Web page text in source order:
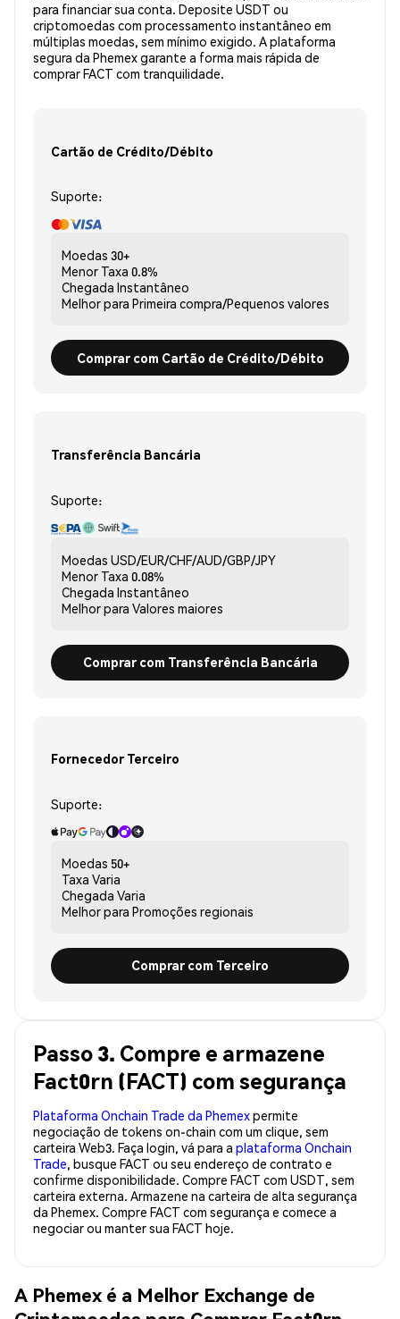
para financiar sua conta. Deposite USDT ou
criptomoedas com processamento instantâneo em
múltiplas moedas, sem mínimo exigido. A plataforma
segura da Phemex garante a forma mais rápida de
comprar FACT com tranquilidade.
Cartão de Crédito/Débito
Suporte:
Moedas 30+
Menor Taxa 0.8%
Chegada Instantâneo
Melhor para Primeira compra/Pequenos valores
Comprar com Cartão de Crédito/Débito
Transferência Bancária
Suporte:
Moedas USD/EUR/CHF/AUD/GBP/JPY
Menor Taxa 0.08%
Chegada Instantâneo
Melhor para Valores maiores
Comprar com Transferência Bancária
Fornecedor Terceiro
Suporte:
Moedas 50+
Taxa Varia
Chegada Varia
Melhor para Promoções regionais
Comprar com Terceiro
Passo 3. Compre e armazene
Fact0rn (FACT) com segurança
Plataforma Onchain Trade da Phemexpermite
negociação de tokens on-chain com um clique, sem
carteira Web3. Faça login, vá para a plataforma Onchain
Trade, busque FACT ou seu endereço de contrato e
confirme disponibilidade. Compre FACT com USDT, sem
carteira externa. Armazene na carteira de alta segurança
da Phemex. Compre FACT com segurança e comece a
negociar ou manter sua FACT hoje.
A Phemex é a Melhor Exchange de